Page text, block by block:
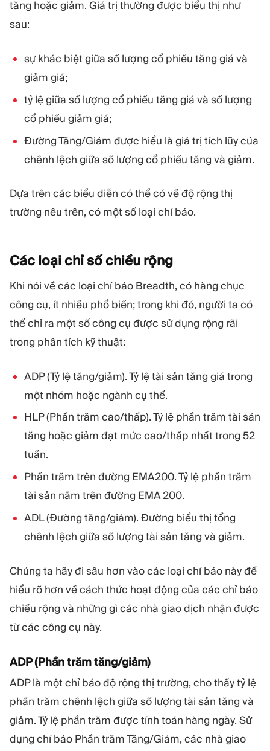
tăng hoặc giảm. Giá trị thường được biểu thị như
sau:
sự khác biệt giữa số lượng cổ phiếu tăng giá và
giảm giá;
tỷ lệ giữa số lượng cổ phiếu tăng giá và số lượng
cổ phiếu giảm giá;
Đường Tăng/Giảm được hiểu là giá trị tích lũy của
chênh lệch giữa số lượng cổ phiếu tăng và giảm.
Dựa trên các biểu diễn có thể có về độ rộng thị
trường nêu trên, có một số loại chỉ báo.
Các loại chỉ số chiều rộng
Khi nói về các loại chỉ báo Breadth, có hàng chục
công cụ, ít nhiều phổ biến; trong khi đó, người ta có
thể chỉ ra một số công cụ được sử dụng rộng rãi
trong phân tích kỹ thuật:
ADP (Tỷ lệ tăng/giảm). Tỷ lệ tài sản tăng giá trong
một nhóm hoặc ngành cụ thể.
HLP (Phần trăm cao/thấp). Tỷ lệ phần trăm tài sản
tăng hoặc giảm đạt mức cao/thấp nhất trong 52
tuần.
Phần trăm trên đường EMA200. Tỷ lệ phần trăm
tài sản nằm trên đường EMA 200.
ADL (Đường tăng/giảm). Đường biểu thị tổng
chênh lệch giữa số lượng tài sản tăng và giảm.
Chúng ta hãy đi sâu hơn vào các loại chỉ báo này để
hiểu rõ hơn về cách thức hoạt động của các chỉ báo
chiều rộng và những gì các nhà giao dịch nhận được
từ các công cụ này.
ADP (Phần trăm tăng/giảm)
ADP là một chỉ báo độ rộng thị trường, cho thấy tỷ lệ
phần trăm chênh lệch giữa số lượng tài sản tăng và
giảm. Tỷ lệ phần trăm được tính toán hàng ngày. Sử
dụng chỉ báo Phần trăm Tăng/Giảm, các nhà giao